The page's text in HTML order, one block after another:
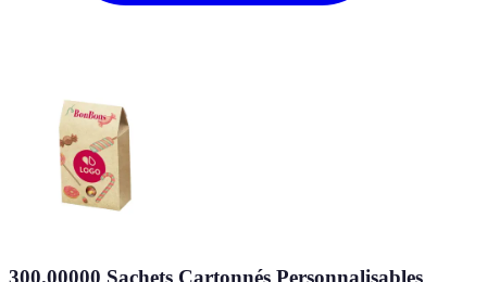
300.00000 Sachets Cartonnés Personnalisables